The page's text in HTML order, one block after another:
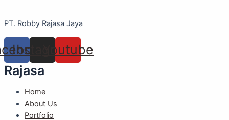
PT. Robby Rajasa Jaya
InstagramYoutube
Rajasa
Home
About Us
Portfolio